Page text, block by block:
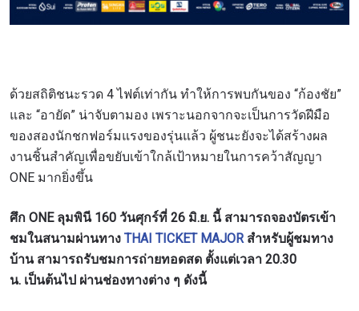
ด้วยสถิติชนะรวด 4 ไฟต์เท่ากัน ทำให้การพบกันของ “ก้องชัย”
และ “อายัด” น่าจับตามอง เพราะนอกจากจะเป็นการวัดฝีมือ
ของสองนักชกฟอร์มแรงของรุ่นแล้ว ผู้ชนะยังจะได้สร้างผล
งานชิ้นสำคัญเพื่อขยับเข้าใกล้เป้าหมายในการคว้าสัญญา
ONE มากยิ่งขึ้น
ศึก ONE ลุมพินี 160 วันศุกร์ที่ 26 มิ.ย. นี้ สามารถจองบัตรเข้า
ชมในสนามผ่านทาง THAI TICKET MAJOR สำหรับผู้ชมทาง
บ้าน สามารถรับชมการถ่ายทอดสด ตั้งแต่เวลา 20.30
น. เป็นต้นไป ผ่านช่องทางต่าง ๆ ดังนี้